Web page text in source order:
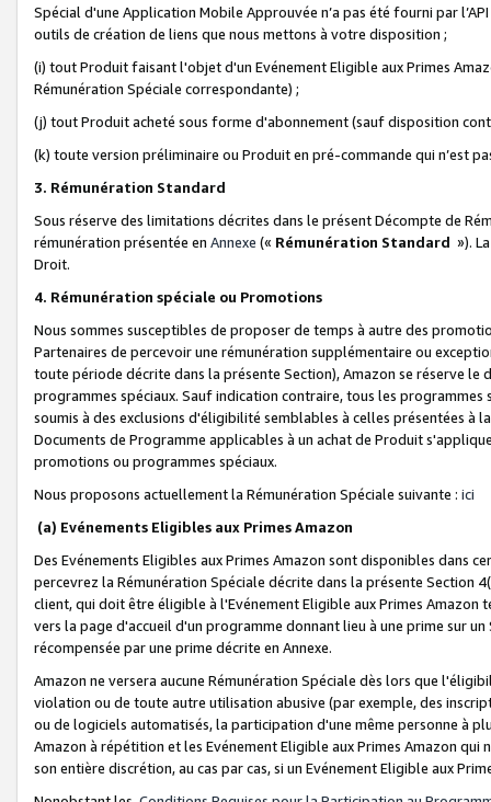
Spécial d'une Application Mobile Approuvée n’a pas été fourni par
outils de création de liens que nous mettons à votre disposition ;
(i) tout Produit faisant l'objet d'un Evénement Eligible aux Primes
Rémunération Spéciale correspondante) ;
(j) tout Produit acheté sous forme d'abonnement (sauf disposition
(k) toute version préliminaire ou Produit en pré-commande qui n’est
3. Rémunération Standard
Sous réserve des limitations décrites dans le présent Décompte de
rémunération présentée en Annexe (« Rémunération Standard »).
Droit.
4. Rémunération spéciale ou Promotions
Nous sommes susceptibles de proposer de temps à autre des
Partenaires de percevoir une rémunération supplémentaire ou
toute période décrite dans la présente Section), Amazon se réserve
programmes spéciaux. Sauf indication contraire, tous les
soumis à des exclusions d'éligibilité semblables à celles présentées à
Documents de Programme applicables à un achat de Produit
promotions ou programmes spéciaux.
Nous proposons actuellement la Rémunération Spéciale suivante : ici
(a) Evénements Eligibles aux Primes Amazon
Des Evénements Eligibles aux Primes Amazon sont disponibles dans
percevrez la Rémunération Spéciale décrite dans la présente Section
client, qui doit être éligible à l'Evénement Eligible aux Primes Amazon
vers la page d'accueil d'un programme donnant lieu à une prime sur
récompensée par une prime décrite en Annexe.
Amazon ne versera aucune Rémunération Spéciale dès lors que
violation ou de toute autre utilisation abusive (par exemple, des
ou de logiciels automatisés, la participation d'une même personne à
Amazon à répétition et les Evénement Eligible aux Primes Amazon qui
son entière discrétion, au cas par cas, si un Evénement Eligible aux